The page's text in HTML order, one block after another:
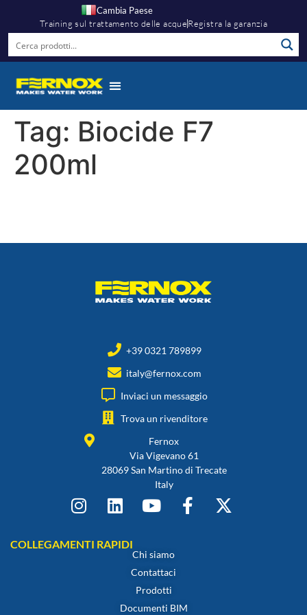
Cambia Paese
Training sul trattamento delle acqueRegistra la garanzia
Tag: Biocide F7
200ml
+39 0321 789899
italy@fernox.com
Inviaci un messaggio
Trova un rivenditore
Fernox
Via Vigevano 61
28069 San Martino di Trecate
Italy
COLLEGAMENTI RAPIDI
Chi siamo
Contattaci
Prodotti
Documenti BIM